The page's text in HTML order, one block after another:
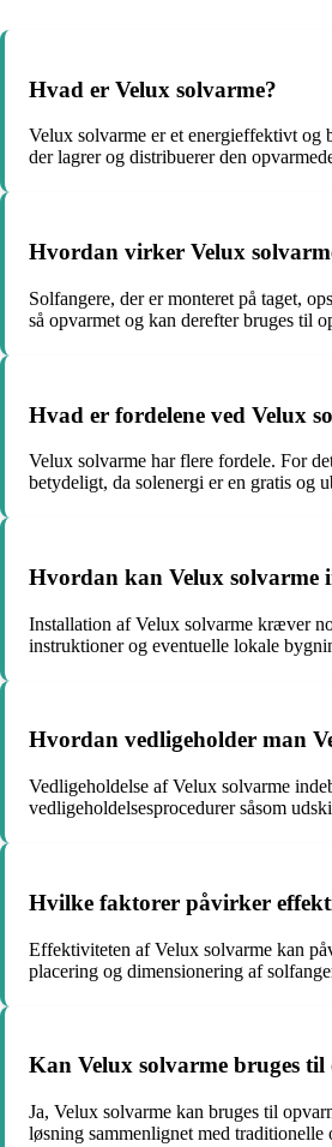
Hvad er Velux solvarme?
Velux solvarme er et energieffektivt og
der lagrer og distribuerer den
Hvordan virker Velux
Solfangere, der er monteret på taget,
så opvarmet og kan derefter bruges til
Hvad er fordelene ved Velux
Velux solvarme har flere fordele. For
betydeligt, da solenergi er en gratis og
Hvordan kan Velux solvarme
Installation af Velux solvarme kræver
instruktioner og eventuelle lokale
Hvordan vedligeholder man
Vedligeholdelse af Velux solvarme
vedligeholdelsesprocedurer såsom
Hvilke faktorer påvirker
Effektiviteten af Velux solvarme kan
placering og dimensionering af
Kan Velux solvarme bruges
Ja, Velux solvarme kan bruges til
løsning sammenlignet med traditionelle